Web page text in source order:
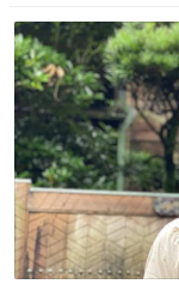
ト
数
数